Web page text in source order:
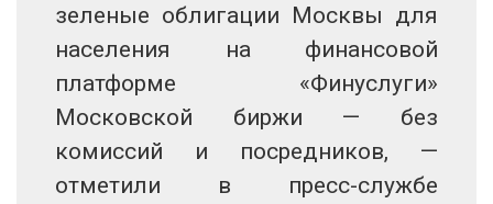
зеленые облигации Москвы для
населения на финансовой
платформе «Финуслуги»
Московской биржи — без
комиссий и посредников, —
отметили в пресс-службе